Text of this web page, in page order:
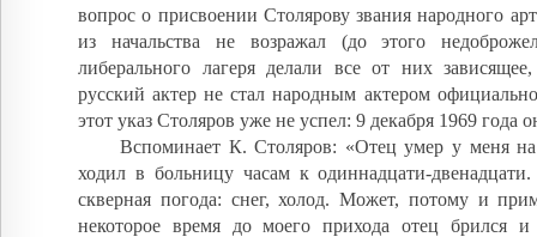
вопрос о присвоении Столярову звания народного
из начальства не возражал (до этого
либерального лагеря делали все от них
русский актер не стал народным актером
этот указ Столяров уже не успел: 9 декабря 1969 года
Вспоминает К. Столяров: «Отец умер у меня
ходил в больницу часам к одиннадцати-
скверная погода: снег, холод. Может, потому и
некоторое время до моего прихода отец брился